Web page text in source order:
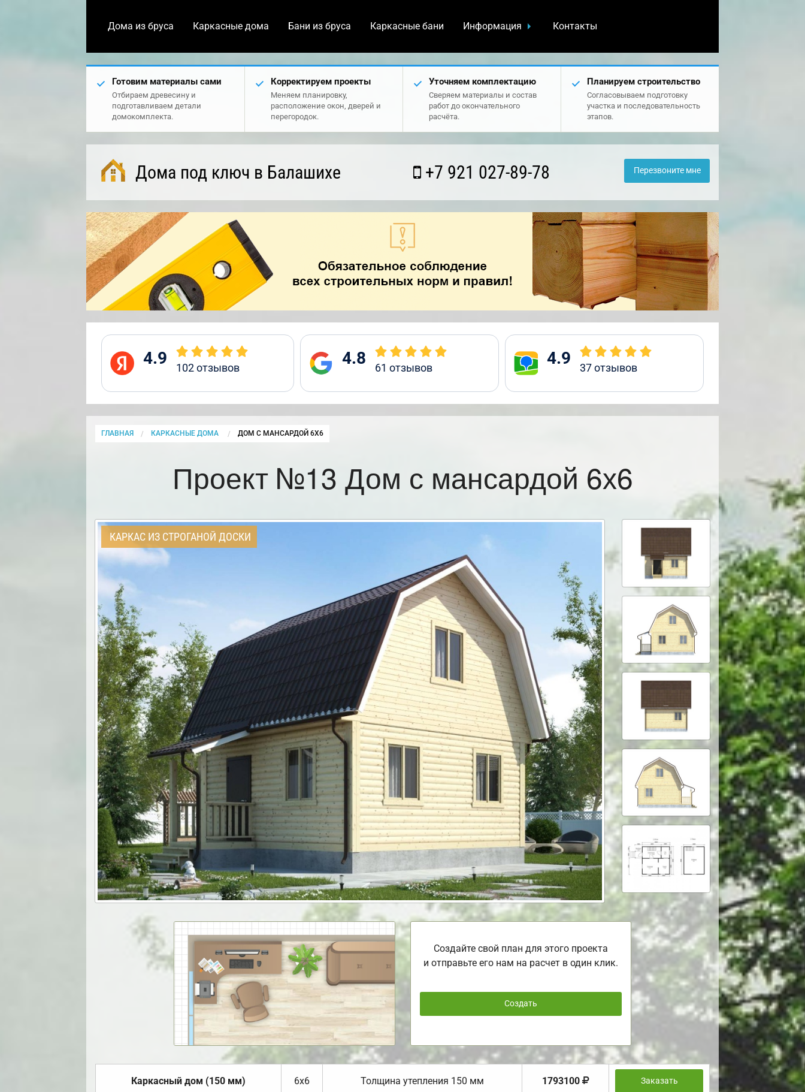
Дома из бруса Каркасные дома Бани из бруса Каркасные бани Информация Контакты
Готовим материалы сами
Отбираем древесину и
подготавливаем детали
домокомплекта.
Корректируем проекты
Меняем планировку,
расположение окон, дверей и
перегородок.
Уточняем комплектацию
Сверяем материалы и состав
работ до окончательного
расчёта.
Планируем строительство
Согласовываем подготовку
участка и последовательность
этапов.
Дома под ключ в Балашихе +7 921 027-89-78 Перезвоните мне
4.9 102отзывов 4.8 61 отзывов 4.9 37отзывов
ГЛАВНАЯ КАРКАСНЫЕ ДОМА CURRENT:
ДОМ С МАНСАРДОЙ 6Х6
Проект №13 Дом с мансардой 6х6
КАРКАС ИЗ СТРОГАНОЙ ДОСКИ
Создайте свой план для этого проекта
и отправьте его нам на расчет в один клик.
Создать
Каркасный дом (150 мм) 6х6 Толщина утепления 150 мм 1793100 Заказать